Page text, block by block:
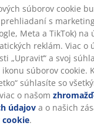
súborov cookie
s
Meta a TikTok) na
reklám. Viac o
„Upraviť“ a svoj
súborov cookie.
súhlasíte so
o našom
údajov a o našich
cookie.